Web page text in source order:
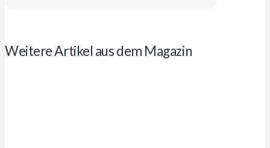
Weitere Artikel aus dem Magazin